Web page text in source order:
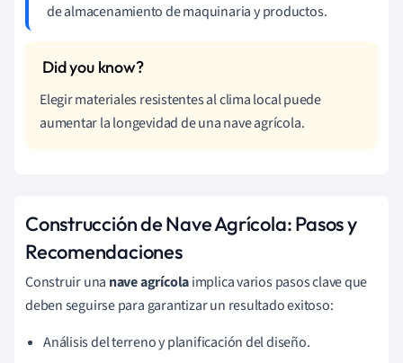
de almacenamiento de maquinaria y productos.
Elegir materiales resistentes al clima local puede
aumentar la longevidad de una nave agrícola.
Construcción de Nave Agrícola: Pasos y
Recomendaciones
Construir una nave agrícolaimplica varios pasos clave que
deben seguirse para garantizar un resultado exitoso:
Análisis del terreno y planificación del diseño.